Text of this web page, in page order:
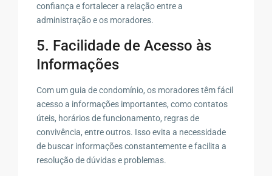
confiança e fortalecer a relação entre a
administração e os moradores.
5. Facilidade de Acesso às
Informações
Com um guia de condomínio, os moradores têm fácil
acesso a informações importantes, como contatos
úteis, horários de funcionamento, regras de
convivência, entre outros. Isso evita a necessidade
de buscar informações constantemente e facilita a
resolução de dúvidas e problemas.